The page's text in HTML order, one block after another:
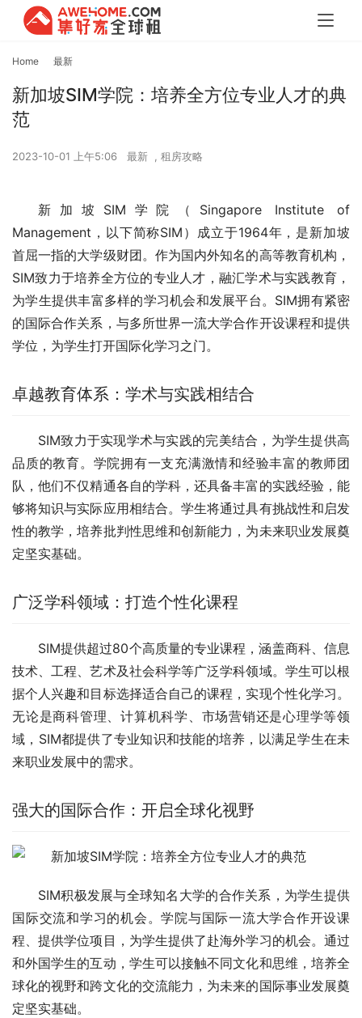
Home 最新
新加坡SIM学院：培养全方位专业人才的典
范
2023-10-01 上午5:06 最新 , 租房攻略
新加坡SIM学院（Singapore Institute of
Management，以下简称SIM）成立于1964年，是新加坡
首屈一指的大学级财团。作为国内外知名的高等教育机构，
SIM致力于培养全方位的专业人才，融汇学术与实践教育，
为学生提供丰富多样的学习机会和发展平台。SIM拥有紧密
的国际合作关系，与多所世界一流大学合作开设课程和提供
学位，为学生打开国际化学习之门。
卓越教育体系：学术与实践相结合
SIM致力于实现学术与实践的完美结合，为学生提供高
品质的教育。学院拥有一支充满激情和经验丰富的教师团
队，他们不仅精通各自的学科，还具备丰富的实践经验，能
够将知识与实际应用相结合。学生将通过具有挑战性和启发
性的教学，培养批判性思维和创新能力，为未来职业发展奠
定坚实基础。
广泛学科领域：打造个性化课程
SIM提供超过80个高质量的专业课程，涵盖商科、信息
技术、工程、艺术及社会科学等广泛学科领域。学生可以根
据个人兴趣和目标选择适合自己的课程，实现个性化学习。
无论是商科管理、计算机科学、市场营销还是心理学等领
域，SIM都提供了专业知识和技能的培养，以满足学生在未
来职业发展中的需求。
强大的国际合作：开启全球化视野
SIM积极发展与全球知名大学的合作关系，为学生提供
国际交流和学习的机会。学院与国际一流大学合作开设课
程、提供学位项目，为学生提供了赴海外学习的机会。通过
和外国学生的互动，学生可以接触不同文化和思维，培养全
球化的视野和跨文化的交流能力，为未来的国际事业发展奠
定坚实基础。